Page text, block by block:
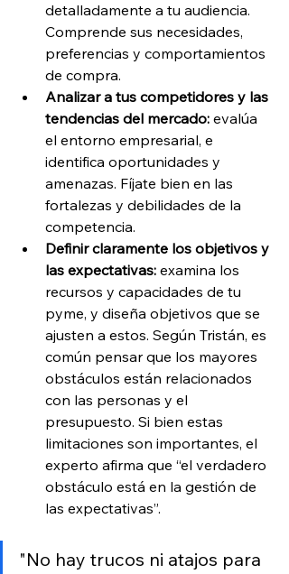
detalladamente a tu audiencia.
Comprende sus necesidades,
preferencias y comportamientos
de compra.
Analizar a tus competidores y las
tendencias del mercado: evalúa
el entorno empresarial, e
identifica oportunidades y
amenazas. Fíjate bien en las
fortalezas y debilidades de la
competencia.
Definir claramente los objetivos y
las expectativas: examina los
recursos y capacidades de tu
pyme, y diseña objetivos que se
ajusten a estos. Según Tristán, es
común pensar que los mayores
obstáculos están relacionados
con las personas y el
presupuesto. Si bien estas
limitaciones son importantes, el
experto afirma que “el verdadero
obstáculo está en la gestión de
las expectativas”.
"No hay trucos ni atajos para